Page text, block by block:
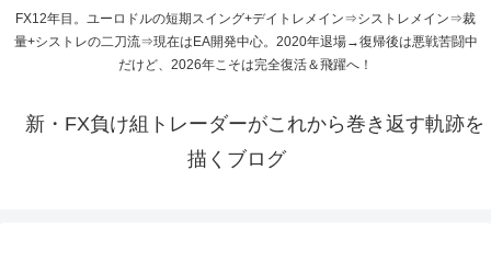
FX12年目。ユーロドルの短期スイング+デイトレメイン⇒シストレメイン⇒裁
量+シストレの二刀流⇒現在はEA開発中心。2020年退場→復帰後は悪戦苦闘中
だけど、2026年こそは完全復活＆飛躍へ！
新・FX負け組トレーダーがこれから巻き返す軌跡を
描くブログ